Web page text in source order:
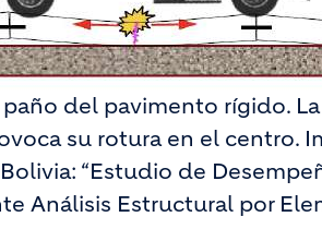
del pavimento rígido.
su rotura en el centro.
“Estudio de
Análisis Estructural por